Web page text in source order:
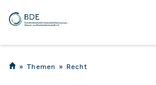
Themen Recht